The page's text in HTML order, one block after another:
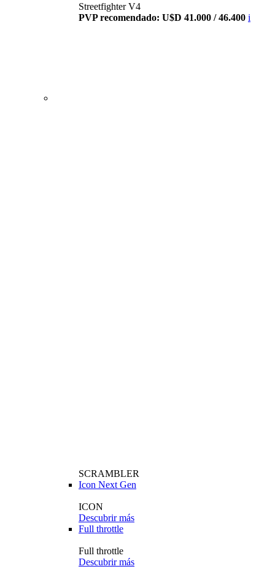
Streetfighter V4
PVP recomendado: U$D 41.000 / 46.400 i
SCRAMBLER
Icon Next Gen
ICON
Descubrir más
Full throttle
Full throttle
Descubrir más